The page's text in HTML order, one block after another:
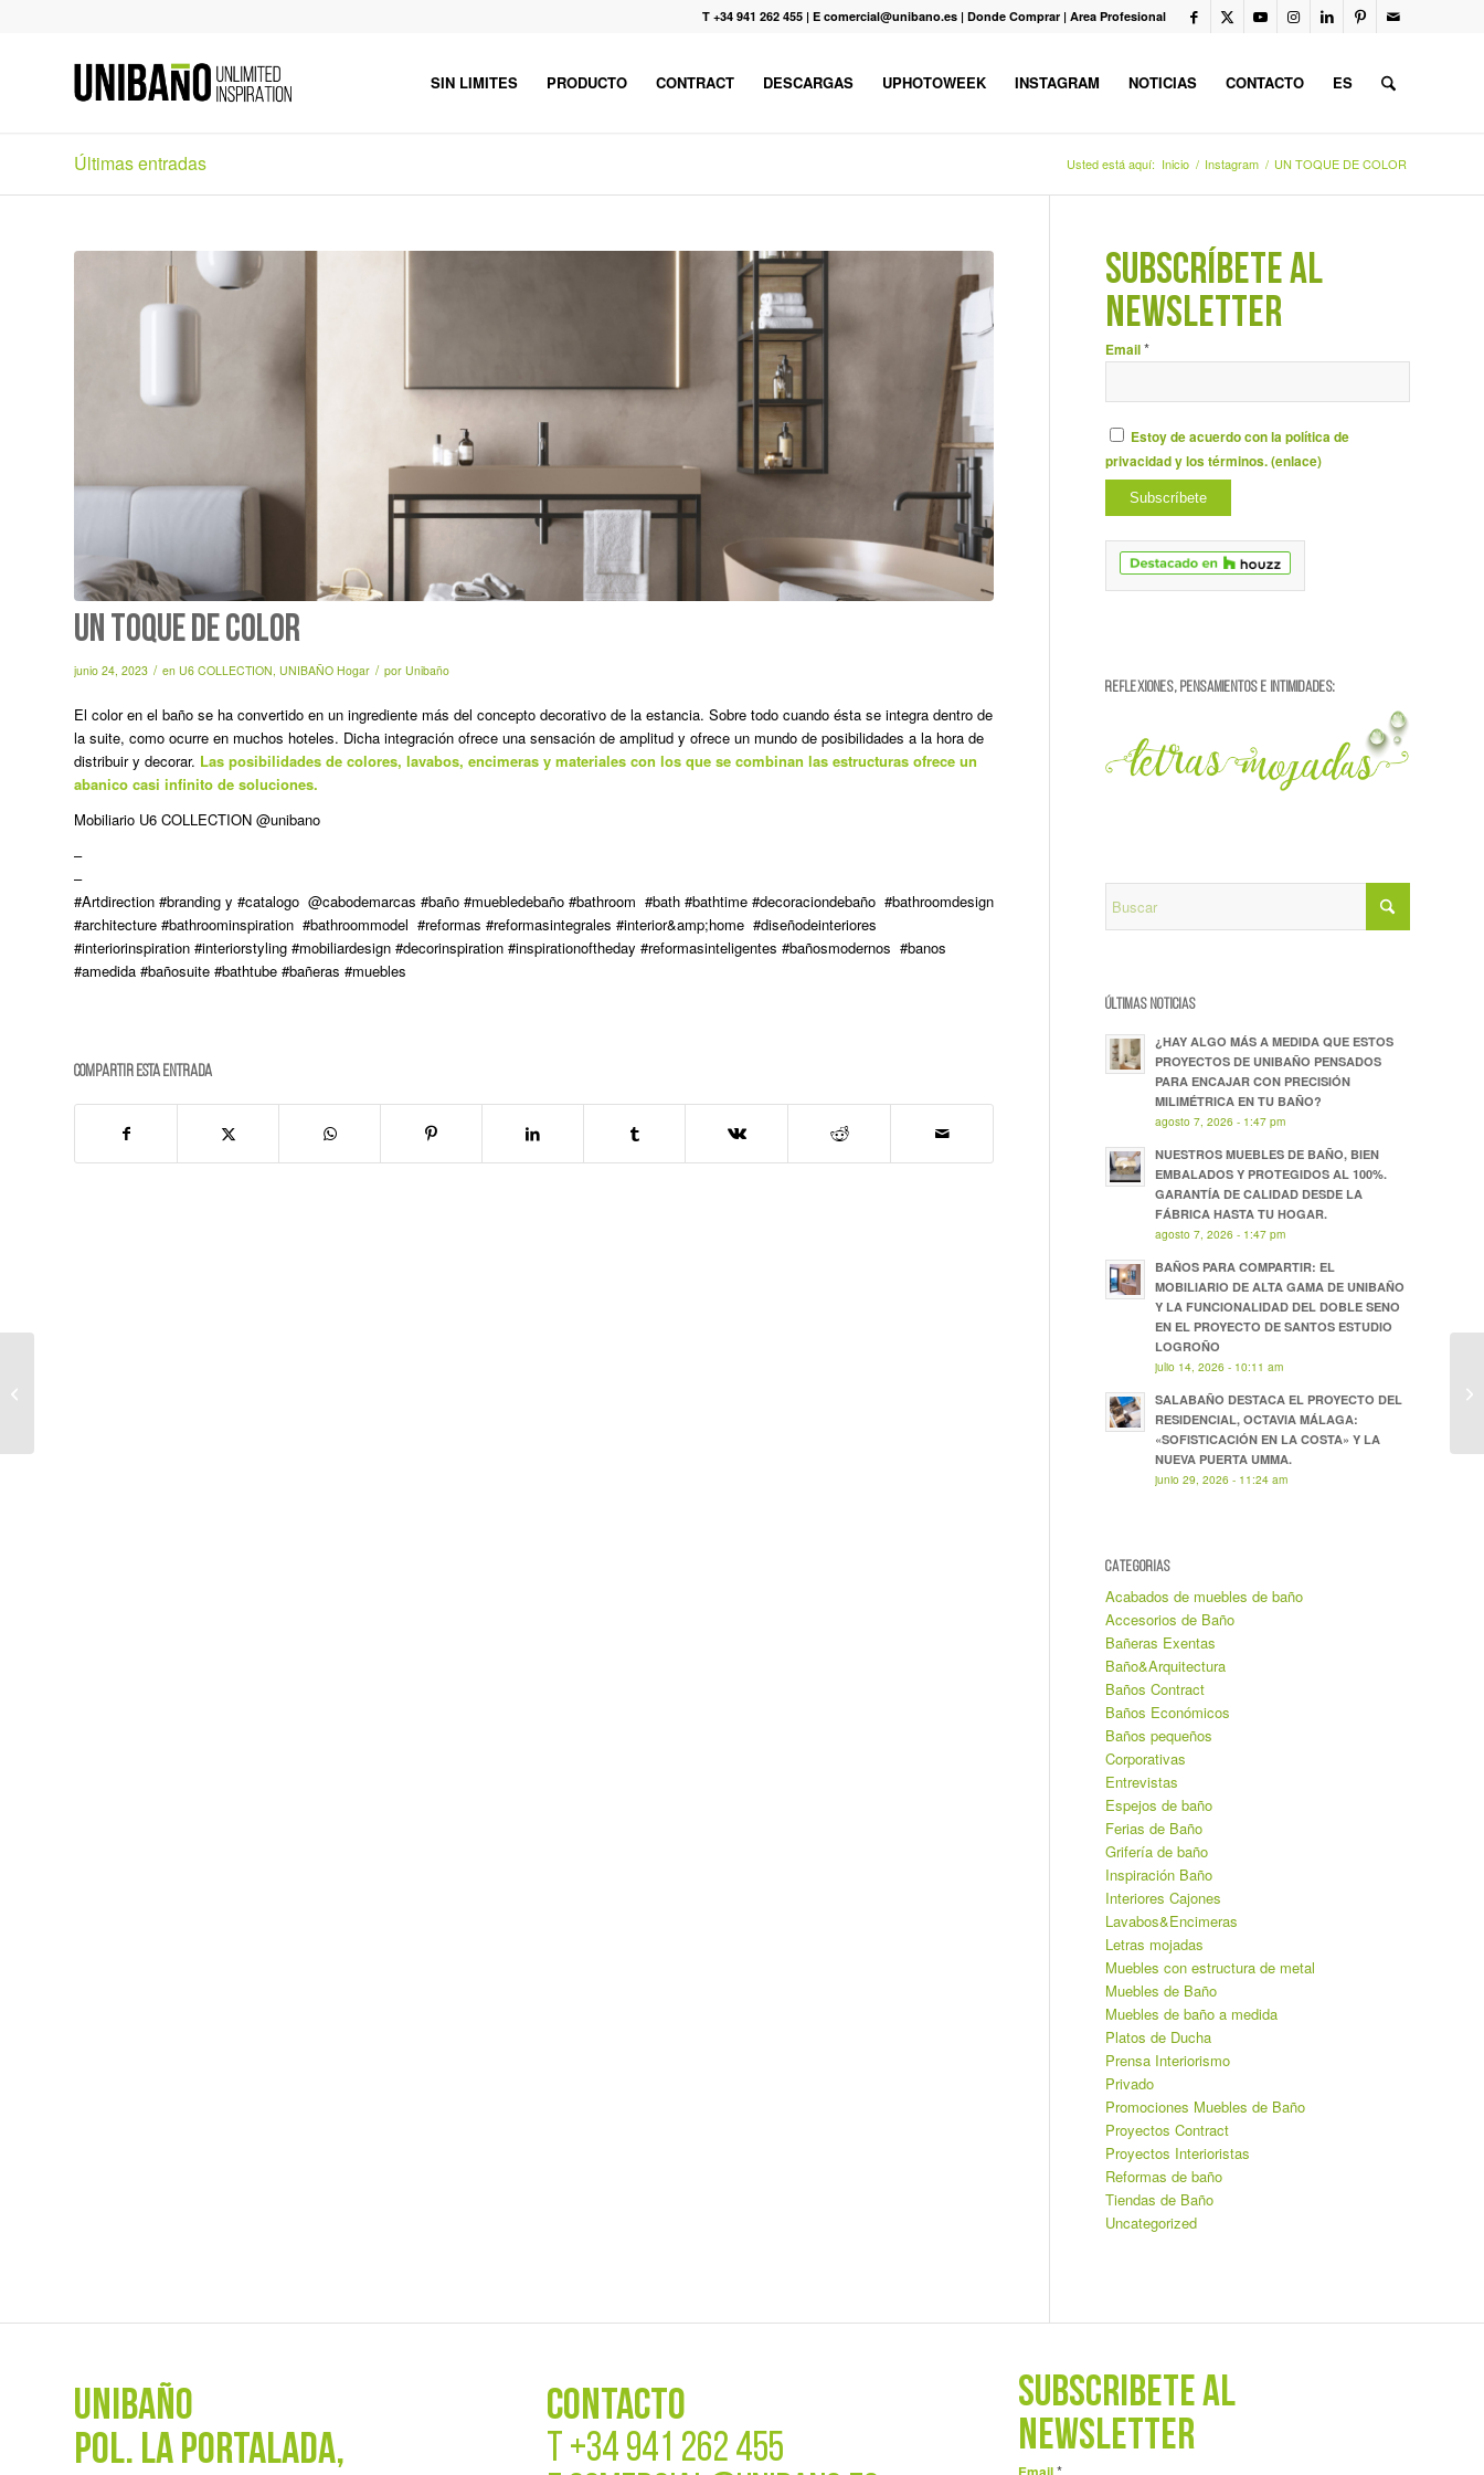
T +34 941 262 455 | E comercial@unibano.es | Donde Comprar | Area Profesional
SIN LIMITES PRODUCTO CONTRACT DESCARGAS UPHOTOWEEK INSTAGRAM NOTICIAS CONTACTO ES
Últimas entradas Usted está aquí: Inicio / Instagram / UN TOQUE DE COLOR
UN TOQUE DE COLOR
junio 24, 2023 / en U6 COLLECTION UNIBAÑO Hogar / por Unibaño
El color en el baño se ha convertido en un ingrediente más del concepto decorativo de la estancia. Sobre todo cuando ésta se integra dentro de
la suite, como ocurre en muchos hoteles. Dicha integración ofrece una sensación de amplitud y ofrece un mundo de posibilidades a la hora de
distribuir y decorar. Las posibilidades de colores, lavabos, encimeras y materiales con los que se combinan las estructuras ofrece un
abanico casi infinito de soluciones.
Mobiliario U6 COLLECTION @unibano
–
–
#Artdirection #branding y #catalogo @cabodemarcas #baño #muebledebaño #bathroom #bath #bathtime #decoraciondebaño #bathroomdesign
#architecture #bathroominspiration #bathroommodel #reformas #reformasintegrales #interior&amp;home #diseñodeinteriores
#interiorinspiration #interiorstyling #mobiliardesign #decorinspiration #inspirationoftheday #reformasinteligentes #bañosmodernos #banos
#amedida #bañosuite #bathtube #bañeras #muebles
Compartir esta entrada
SUBSCRÍBETE AL
NEWSLETTER
Email*
Estoy de acuerdo con la política de
privacidad y los términos. (enlace)
REFLEXIONES, PENSAMIENTOS E INTIMIDADES:
ÚLTIMAS NOTICIAS
¿HAY ALGO MÁS A MEDIDA QUE ESTOS
PROYECTOS DE UNIBAÑO PENSADOS
PARA ENCAJAR CON PRECISIÓN
MILIMÉTRICA EN TU BAÑO?
agosto 7, 2026 - 1:47 pm
NUESTROS MUEBLES DE BAÑO, BIEN
EMBALADOS Y PROTEGIDOS AL 100%.
GARANTÍA DE CALIDAD DESDE LA
FÁBRICA HASTA TU HOGAR.
agosto 7, 2026 - 1:47 pm
BAÑOS PARA COMPARTIR: EL
MOBILIARIO DE ALTA GAMA DE UNIBAÑO
Y LA FUNCIONALIDAD DEL DOBLE SENO
EN EL PROYECTO DE SANTOS ESTUDIO
LOGROÑO
julio 14, 2026 - 10:11 am
SALABAÑO DESTACA EL PROYECTO DEL
RESIDENCIAL, OCTAVIA MÁLAGA:
«SOFISTICACIÓN EN LA COSTA» Y LA
NUEVA PUERTA UMMA.
junio 29, 2026 - 11:24 am
CATEGORIAS
Acabados de muebles de baño
Accesorios de Baño
Bañeras Exentas
Baño&Arquitectura
Baños Contract
Baños Económicos
Baños pequeños
Corporativas
Entrevistas
Espejos de baño
Ferias de Baño
Grifería de baño
Inspiración Baño
Interiores Cajones
Lavabos&Encimeras
Letras mojadas
Muebles con estructura de metal
Muebles de Baño
Muebles de baño a medida
Platos de Ducha
Prensa Interiorismo
Privado
Promociones Muebles de Baño
Proyectos Contract
Proyectos Interioristas
Reformas de baño
Tiendas de Baño
Uncategorized
UNIBAÑO
POL. La Portalada,
CONTACTO
T +34 941 262 455
SUBSCRÍBETE AL
NEWSLETTER
*